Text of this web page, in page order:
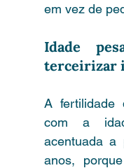
em vez de
Idade
terceirizar
A fertilidade
com a
acentuada
anos,